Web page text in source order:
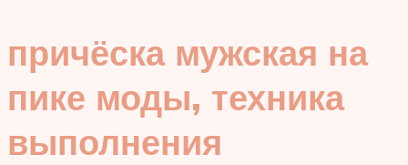
причёска мужская на
пике моды, техника
выполнения